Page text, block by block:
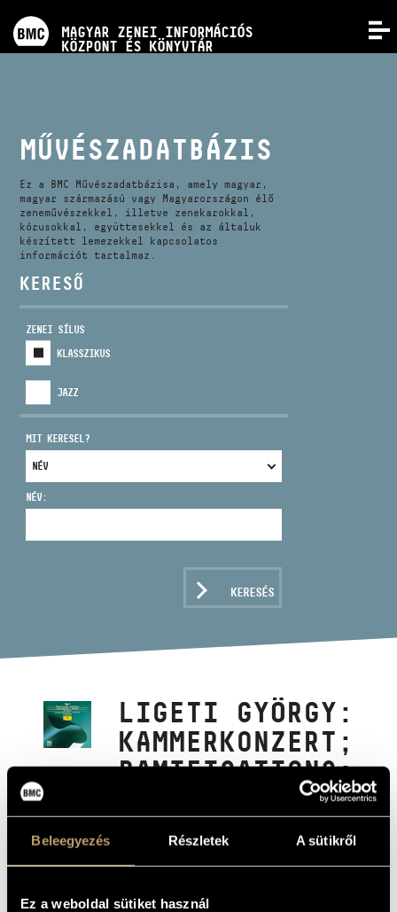
Beleegyezés Részletek A sütikről
Ez a weboldal sütiket használ
MAGYAR ZENEI INFORMÁCIÓS
KÖZPONT ÉS KÖNYVTÁR
KÉPZÉSEK
KIADVÁNYOK
RÓLUNK
KAPCSOLAT
VIDEÓ GALÉRIA
NYITVA TARTÁS
ZENEMŰ-ADATBÁZIS
MŰVÉSZADATBÁZIS
Ez a BMC Művészadatbázisa, amely magyar,
magyar származású vagy Magyarországon élő
zeneművészekkel, illetve zenekarokkal,
kórusokkal, együttesekkel és az általuk
készített lemezekkel kapcsolatos
információt tartalmaz.
KERESŐ
ZENEI SÍLUS
KLASSZIKUS
JAZZ
MIT KERESEL?
NÉV:
KERESÉS
LIGETI GYÖRGY:
KAMMERKONZERT;
RAMIFICATIONS;
QUARTET FOR
STRINGS NO. 2;
LUX AETERNA
Album